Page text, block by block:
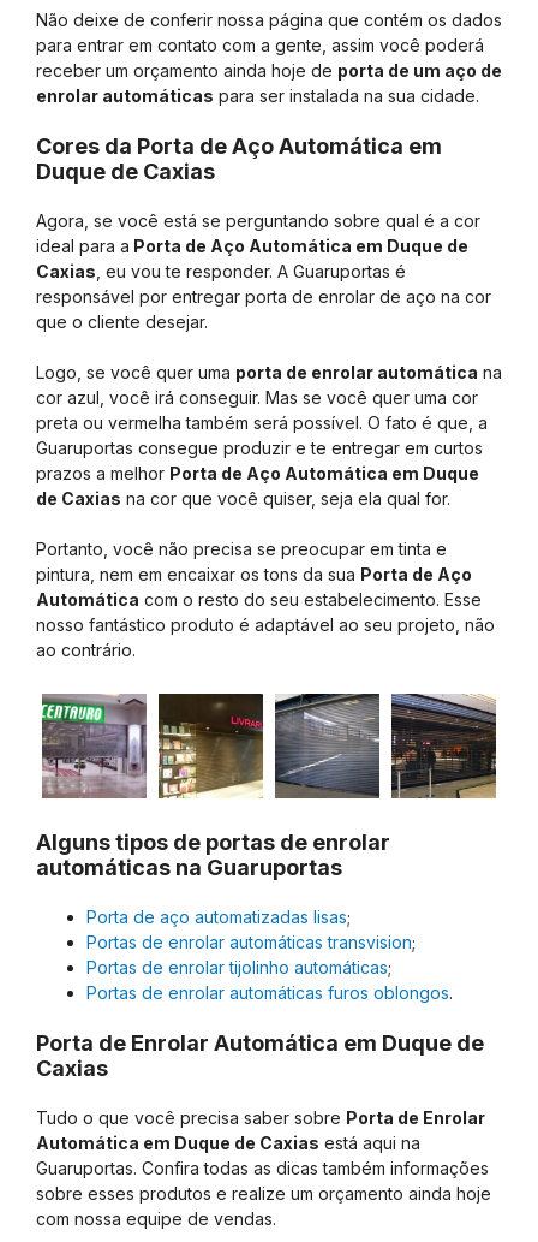
Não deixe de conferir nossa página que contém os dados
para entrar em contato com a gente, assim você poderá
receber um orçamento ainda hoje de porta de um aço de
enrolar automáticas para ser instalada na sua cidade.
Cores da Porta de Aço Automática em
Duque de Caxias
Agora, se você está se perguntando sobre qual é a cor
ideal para a Porta de Aço Automática em Duque de
Caxias , eu vou te responder. A Guaruportas é
responsável por entregar porta de enrolar de aço na cor
que o cliente desejar.
Logo, se você quer uma porta de enrolar automática na
cor azul, você irá conseguir. Mas se você quer uma cor
preta ou vermelha também será possível. O fato é que, a
Guaruportas consegue produzir e te entregar em curtos
prazos a melhor Porta de Aço Automática em Duque
de Caxias na cor que você quiser, seja ela qual for.
Portanto, você não precisa se preocupar em tinta e
pintura, nem em encaixar os tons da sua Porta de Aço
Automática com o resto do seu estabelecimento. Esse
nosso fantástico produto é adaptável ao seu projeto, não
ao contrário.
Alguns tipos de portas de enrolar
automáticas na Guaruportas
Porta de aço automatizadas lisas;
Portas de enrolar automáticas transvision;
Portas de enrolar tijolinho automáticas;
Portas de enrolar automáticas furos oblongos.
Porta de Enrolar Automática em Duque de
Caxias
Tudo o que você precisa saber sobre Porta de Enrolar
Automática em Duque de Caxias está aqui na
Guaruportas. Confira todas as dicas também informações
sobre esses produtos e realize um orçamento ainda hoje
com nossa equipe de vendas.